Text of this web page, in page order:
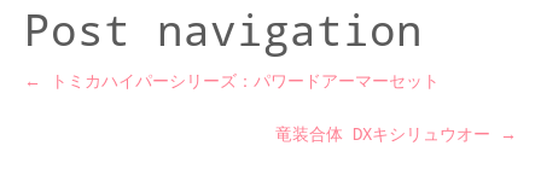
Post navigation
← トミカハイパーシリーズ：パワードアーマーセット
竜装合体 DXキシリュウオー →